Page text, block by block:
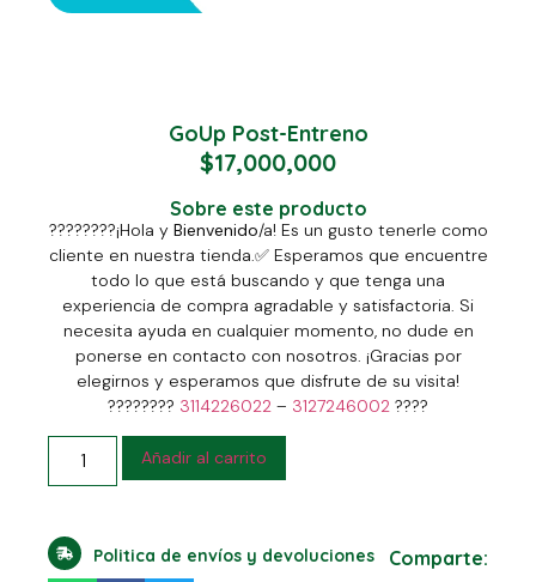
GoUp Post-Entreno
$17,000,000
Sobre este producto
????????¡Hola y Bienvenido/a! Es un gusto tenerle como
cliente en nuestra tienda.✅Esperamos que encuentre
todo lo que está buscando y que tenga una
experiencia de compra agradable y satisfactoria. Si
necesita ayuda en cualquier momento, no dude en
ponerse en contacto con nosotros. ¡Gracias por
elegirnos y esperamos que disfrute de su visita!
???????? 3114226022 – 3127246002 ????
Añadir al carrito
Politica de envíos y devoluciones Comparte: